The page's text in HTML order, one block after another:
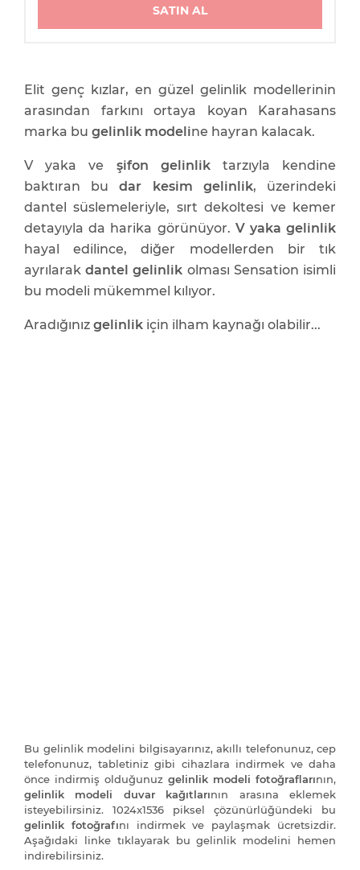
SATIN AL
Elit genç kızlar, en güzel gelinlik modellerinin
arasından farkını ortaya koyan Karahasans
marka bu gelinlik modeline hayran kalacak.
V yaka ve şifon gelinliktarzıyla kendine
baktıran budar kesim gelinlik, üzerindeki
dantel süslemeleriyle, sırt dekoltesi ve kemer
detayıyla da harika görünüyor. V yaka gelinlik
hayal edilince, diğer modellerden bir tık
ayrılarakdantel gelinlik olması Sensation isimli
bu modeli mükemmel kılıyor.
Aradığınız gelinlik için ilham kaynağı olabilir...
Bu gelinlik modelini bilgisayarınız, akıllı telefonunuz, cep
telefonunuz, tabletiniz gibi cihazlara indirmek ve daha
önce indirmiş olduğunuz gelinlik modeli fotoğraflarının,
gelinlik modeli duvar kağıtlarının arasına eklemek
isteyebilirsiniz. 1024x1536 piksel çözünürlüğündeki bu
gelinlik fotoğrafını indirmek ve paylaşmak ücretsizdir.
Aşağıdaki linke tıklayarak bu gelinlik modelini hemen
indirebilirsiniz.